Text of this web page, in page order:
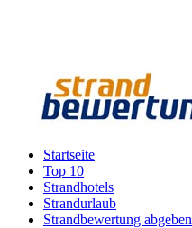
Startseite
Top 10
Strandhotels
Strandurlaub
Strandbewertung abgeben